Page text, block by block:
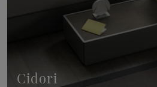
Cidori